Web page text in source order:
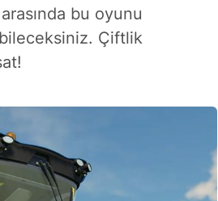
bu oyunu
Çiftlik